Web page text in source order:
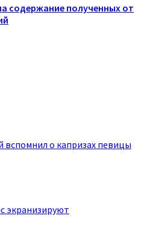
содержание полученных от
вспомнил о капризах певицы
экранизируют